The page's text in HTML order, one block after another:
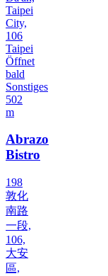
Taipei
City,
106
Taipei
Öffnet
bald
Sonstiges
502
m
Abrazo
Bistro
198
敦化
南路
一段,
106,
大安
區,